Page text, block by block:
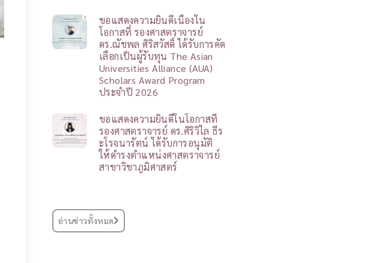
ขอแสดงความยินดีเนื่องใน
โอกาสที่ รองศาสตราจารย์
ดร.ณัชพล ศิริสวัสดิ์ ได้รับการคัด
เลือกเป็นผู้รับทุน The Asian
Universities Alliance (AUA)
Scholars Award Program
ประจำปี 2026
ขอแสดงความยินดีในโอกาสที่
รองศาสตราจารย์ ดร.ศิริวิไล ธีร
ะโรจนารัตน์ ได้รับการอนุมัติ
ให้ดำรงตำแหน่งศาสตราจารย์
สาขาวิชาภูมิศาสตร์
อ่านข่าวทั้งหมด